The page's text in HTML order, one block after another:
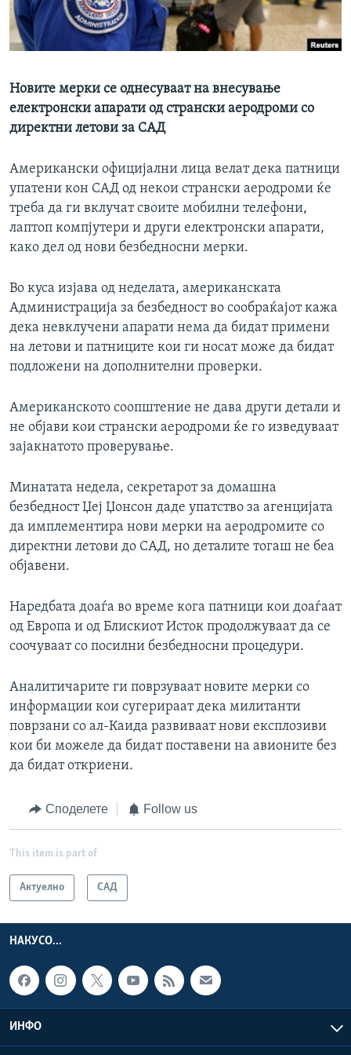
ИНТЕРВЈУА
Јазици
Новите мерки се однесуваат на внесување
електронски апарати од странски аеродроми со
директни летови за САД
Американски официјални лица велат дека патници
упатени кон САД од некои странски аеродроми ќе
треба да ги вклучат своите мобилни телефони,
лаптоп компјутери и други електронски апарати,
како дел од нови безбедносни мерки.
Во куса изјава од неделата, американската
Администрација за безбедност во сообраќајот кажа
дека невклучени апарати нема да бидат примени
на летови и патниците кои ги носат може да бидат
подложени на дополнителни проверки.
Американското соопштение не дава други детали и
не објави кои странски аеродроми ќе го изведуваат
зајакнатото проверување.
Минатата недела, секретарот за домашна
безбедност Џеј Џонсон даде упатство за агенцијата
да имплементира нови мерки на аеродромите со
директни летови до САД, но деталите тогаш не беа
објавени.
Наредбата доаѓа во време кога патници кои доаѓаат
од Европа и од Блискиот Исток продолжуваат да се
соочуваат со посилни безбедносни процедури.
Аналитичарите ги поврзуваат новите мерки со
информации кои сугерираат дека милитанти
поврзани со ал-Каида развиваат нови експлозиви
кои би можеле да бидат поставени на авионите без
да бидат откриени.
Споделете Follow us
This item is part of
Актуелно САД
НАКУСО...
ИНФО